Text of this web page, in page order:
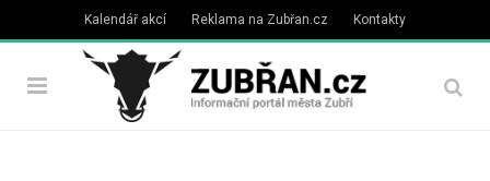
Kalendář akcí Reklama na Zubřan.cz Kontakty